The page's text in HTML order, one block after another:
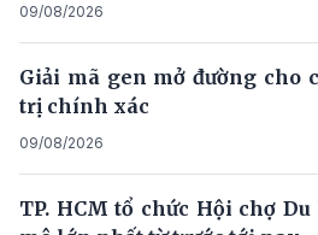
09/08/2026
Giải mã gen mở đường cho
trị chính xác
09/08/2026
TP. HCM tổ chức Hội chợ